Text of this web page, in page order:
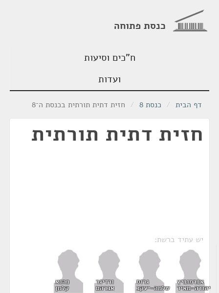
כנסת פתוחה
ח"כים וסיעות
ועדות
דף הבית / כנסת 8 / חזית דתית תורתית בכנסת ה־8
חזית דתית תורתית
יש עתיד ברשת:
אברמוביץ
יהודה-מאיר
גרוס
שלמה-יעקב
ורדיגר
אברהם
כהנא
קלמן